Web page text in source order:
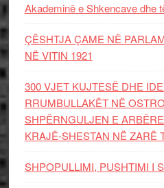
Akademinë e Shkencave dhe
ÇËSHTJA ÇAME NË
NË VITIN 1921
300 VJET KUJTESË DHE
RRUMBULLAKËT NË
SHPËRNGULJEN E
KRAJË-SHESTAN NË ZARË
SHPOPULLIMI, PUSHTIMI I